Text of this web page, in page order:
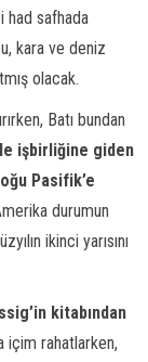
had safhada
kara ve deniz
olacak.
Batı bundan
işbirliğine giden
Pasifik’e
durumun
ikinci yarısını
kitabından
içim rahatlarken,